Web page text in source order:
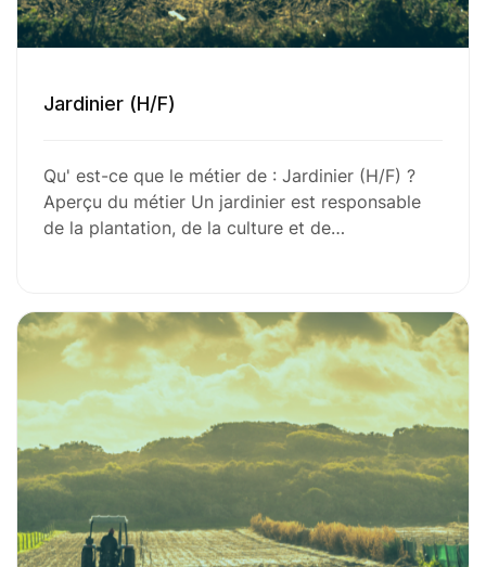
Jardinier (H/F)
Qu' est-ce que le métier de : Jardinier (H/F) ?
Aperçu du métier Un jardinier est responsable
de la plantation, de la culture et de…